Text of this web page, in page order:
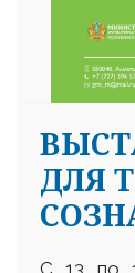
ДЛЯ
С 13 по